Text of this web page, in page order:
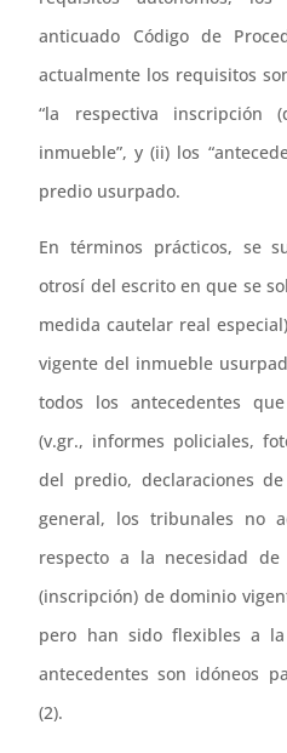
anticuado Código de
actualmente los requisitos
“la respectiva inscripción
inmueble”, y (ii) los
predio usurpado.
En términos prácticos, se
otrosí del escrito en que se
medida cautelar real
vigente del inmueble
todos los antecedentes
(v.gr., informes policiales,
del predio, declaraciones
general, los tribunales no
respecto a la necesidad
(inscripción) de dominio
pero han sido flexibles a
antecedentes son idóneos
(2).